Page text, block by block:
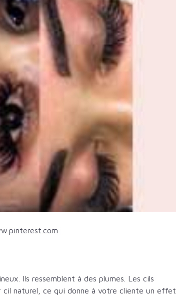
Ils ressemblent à des plumes. Les cils
naturel, ce qui donne à votre cliente un effet